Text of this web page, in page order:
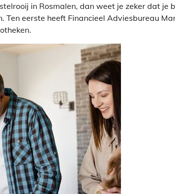
in Rosmalen, dan weet je zeker dat je
Ten eerste heeft Financieel Adviesbureau